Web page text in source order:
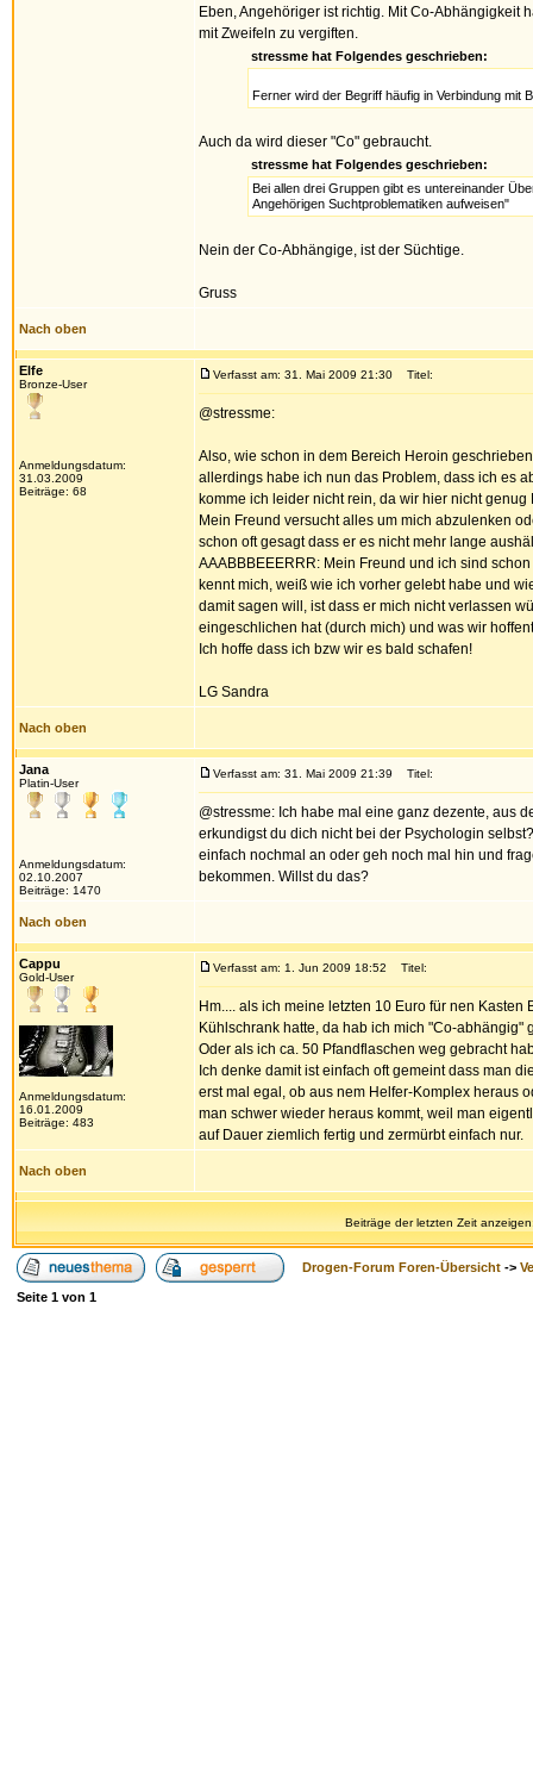
Eben, Angehöriger ist richtig. Mit Co-Abhängigkeit
mit Zweifeln zu vergiften.
stressme hat Folgendes geschrieben:
Ferner wird der Begriff häufig in Verbindung
Auch da wird dieser "Co" gebraucht.
stressme hat Folgendes geschrieben:
Bei allen drei Gruppen gibt es untereinander
Angehörigen Suchtproblematiken aufweisen"
Nein der Co-Abhängige, ist der Süchtige.
Gruss
Nach oben
Elfe
Bronze-User
Anmeldungsdatum:
31.03.2009
Beiträge: 68
Verfasst am: 31. Mai 2009 21:30 Titel:
@stressme:
Also, wie schon in dem Bereich Heroin
allerdings habe ich nun das Problem, dass ich es
komme ich leider nicht rein, da wir hier nicht
Mein Freund versucht alles um mich abzulenken
schon oft gesagt dass er es nicht mehr lange
AAABBBEEERRR: Mein Freund und ich sind
kennt mich, weiß wie ich vorher gelebt habe und
damit sagen will, ist dass er mich nicht verlassen
eingeschlichen hat (durch mich) und was wir
Ich hoffe dass ich bzw wir es bald schafen!
LG Sandra
Nach oben
Jana
Platin-User
Anmeldungsdatum:
02.10.2007
Beiträge: 1470
Verfasst am: 31. Mai 2009 21:39 Titel:
@stressme: Ich habe mal eine ganz dezente, aus
erkundigst du dich nicht bei der Psychologin
einfach nochmal an oder geh noch mal hin und
bekommen. Willst du das?
Nach oben
Cappu
Gold-User
Anmeldungsdatum:
16.01.2009
Beiträge: 483
Verfasst am: 1. Jun 2009 18:52 Titel:
Hm.... als ich meine letzten 10 Euro für nen
Kühlschrank hatte, da hab ich mich "Co-abhängig"
Oder als ich ca. 50 Pfandflaschen weg gebracht
Ich denke damit ist einfach oft gemeint dass man
erst mal egal, ob aus nem Helfer-Komplex heraus
man schwer wieder heraus kommt, weil man
auf Dauer ziemlich fertig und zermürbt einfach nur.
Nach oben
Beiträge der letzten Zeit
Drogen-Forum Foren-Übersicht ->
Seite 1 von 1